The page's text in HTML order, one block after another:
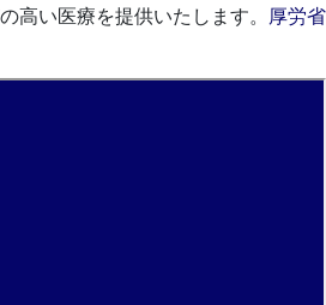
高い医療を提供いたします。 厚労省